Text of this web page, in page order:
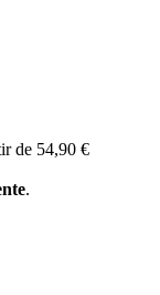
de 54,90 €
.